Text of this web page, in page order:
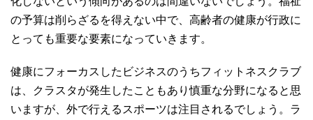
の予算は削らざるを得えない中で、高齢者の健康が行政に
とっても重要な要素になっていきます。
健康にフォーカスしたビジネスのうちフィットネスクラブ
は、クラスタが発生したこともあり慎重な分野になると思
いますが、外で行えるスポーツは注目されるでしょう。ラ